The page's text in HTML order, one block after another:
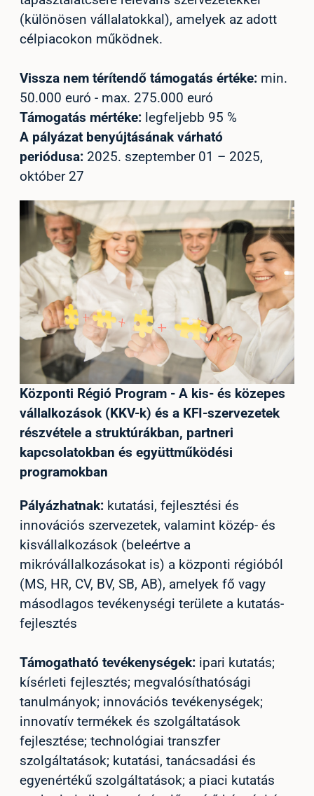
(különösen vállalatokkal), amelyek az adott
célpiacokon működnek.
Vissza nem térítendő támogatás értéke: min.
50.000 euró - max. 275.000 euró
Támogatás mértéke: legfeljebb 95 %
A pályázat benyújtásának várható
periódusa: 2025. szeptember 01 – 2025,
október 27
Központi Régió Program - A kis- és közepes
vállalkozások (KKV-k) és a KFI-szervezetek
részvétele a struktúrákban, partneri
kapcsolatokban és együttműködési
programokban
Pályázhatnak: kutatási, fejlesztési és
innovációs szervezetek, valamint közép- és
kisvállalkozások (beleértve a
mikróvállalkozásokat is) a központi régióból
(MS, HR, CV, BV, SB, AB), amelyek fő vagy
másodlagos tevékenységi területe a kutatás-
fejlesztés
Támogatható tevékenységek: ipari kutatás;
kísérleti fejlesztés; megvalósíthatósági
tanulmányok; innovációs tevékenységek;
innovatív termékek és szolgáltatások
fejlesztése; technológiai transzfer
szolgáltatások; kutatási, tanácsadási és
egyenértékű szolgáltatások; a piaci kutatás